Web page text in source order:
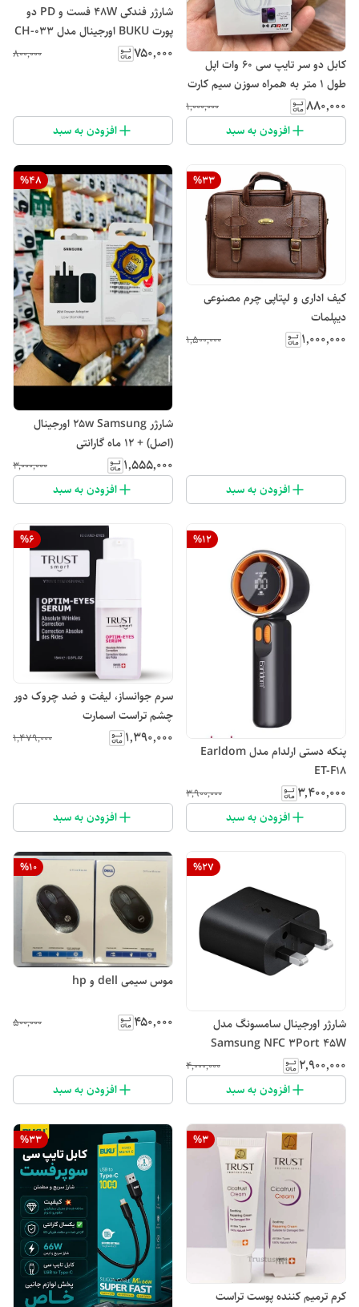
کابل دو سر تایپ سی 60 وات اپل
طول 1 متر به همراه سوزن سیم کارت
اورجینال (اصل)
۸۸۰٬۰۰۰ ۱٬۰۰۰٬۰۰۰
افزودن به سبد
شارژر فندکی 48W فست و PD دو
پورت BUKU اورجینال مدل CH-033
۷۵۰٬۰۰۰ ۸۰۰٬۰۰۰
افزودن به سبد
%33
کیف اداری و لپتاپی چرم مصنوعی
دیپلمات
۱٬۰۰۰٬۰۰۰ ۱٬۵۰۰٬۰۰۰
افزودن به سبد
%48
شارژر 25w Samsung اورجینال
(اصل) + 12 ماه گارانتی
۱٬۵۵۵٬۰۰۰ ۳٬۰۰۰٬۰۰۰
افزودن به سبد
%12
پنکه دستی ارلدام مدل Earldom
ET-F18
۳٬۴۰۰٬۰۰۰ ۳٬۹۰۰٬۰۰۰
افزودن به سبد
%6
سرم جوانساز، لیفت و ضد چروک دور
چشم تراست اسمارت
۱٬۳۹۰٬۰۰۰ ۱٬۴۷۹٬۰۰۰
افزودن به سبد
%27
شارژر اورجینال سامسونگ مدل
Samsung NFC 3Port 45W
۲٬۹۰۰٬۰۰۰ ۴٬۰۰۰٬۰۰۰
افزودن به سبد
%10
موس سیمی dell و hp
۴۵۰٬۰۰۰ ۵۰۰٬۰۰۰
افزودن به سبد
%3
کرم ترمیم کننده پوست تراست
%33